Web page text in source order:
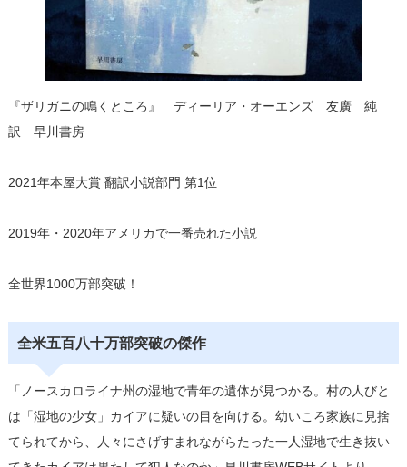
『ザリガニの鳴くところ』 ディーリア・オーエンズ 友廣 純
訳 早川書房
2021年本屋大賞 翻訳小説部門 第1位
2019年・2020年アメリカで一番売れた小説
全世界1000万部突破！
全米五百八十万部突破の傑作
「ノースカロライナ州の湿地で青年の遺体が見つかる。村の人びと
は「湿地の少女」カイアに疑いの目を向ける。幼いころ家族に見捨
てられてから、人々にさげすまれながらたった一人湿地で生き抜い